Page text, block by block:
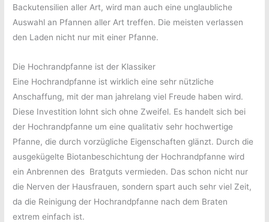
Backutensilien aller Art, wird man auch eine unglaubliche
Auswahl an Pfannen aller Art treffen. Die meisten verlassen
den Laden nicht nur mit einer Pfanne.
Die Hochrandpfanne ist der Klassiker
Eine Hochrandpfanne ist wirklich eine sehr nützliche
Anschaffung, mit der man jahrelang viel Freude haben wird.
Diese Investition lohnt sich ohne Zweifel. Es handelt sich bei
der Hochrandpfanne um eine qualitativ sehr hochwertige
Pfanne, die durch vorzügliche Eigenschaften glänzt. Durch die
ausgekügelte Biotanbeschichtung der Hochrandpfanne wird
ein Anbrennen des Bratguts vermieden. Das schon nicht nur
die Nerven der Hausfrauen, sondern spart auch sehr viel Zeit,
da die Reinigung der Hochrandpfanne nach dem Braten
extrem einfach ist.